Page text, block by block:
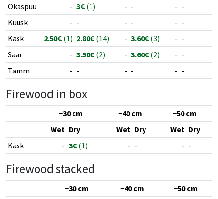
Okaspuu - 3€ (1) - - - -
Kuusk
- - - - - -
Kask
2.50€ (1) 2.80€ (14) - 3.60€ (3) - -
Saar
- 3.50€ (2) - 3.60€ (2) - -
Tamm
- - - - - -
Firewood in box
~30 cm ~40 cm
~50 cm
Wet Dry Wet Dry Wet Dry
Kask
- 3€ (1) - - - -
Firewood stacked
~30 cm ~40 cm
~50 cm